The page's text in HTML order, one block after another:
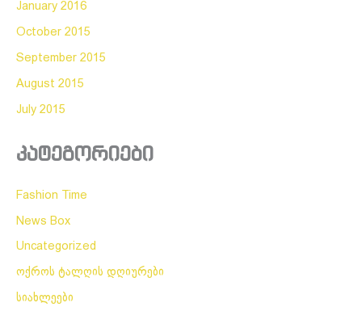
January 2016
October 2015
September 2015
August 2015
July 2015
კატეგორიები
Fashion Time
News Box
Uncategorized
ოქროს ტალღის დღიურები
სიახლეები